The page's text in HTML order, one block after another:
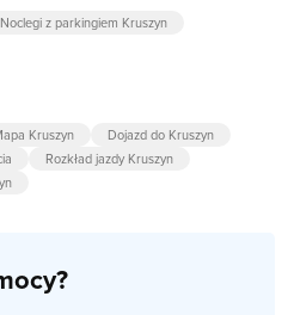
Noclegi z parkingiem Kruszyn
Kruszyn
Dojazd do Kruszyn
Rozkład jazdy Kruszyn